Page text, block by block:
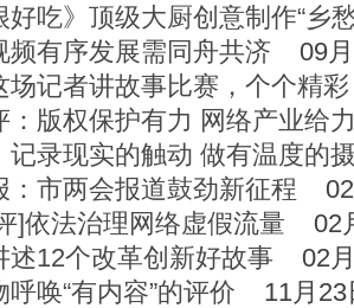
好吃》顶级大厨创意制作“乡
频有序发展需同舟共济
09
场记者讲故事比赛，个个精彩
：版权保护有力 网络产业给
记录现实的触动 做有温度的
：市两会报道鼓劲新征程
]依法治理网络虚假流量
02
述12个改革创新好故事
02
呼唤“有内容”的评价
11月23